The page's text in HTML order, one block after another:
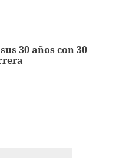
30 años con 30